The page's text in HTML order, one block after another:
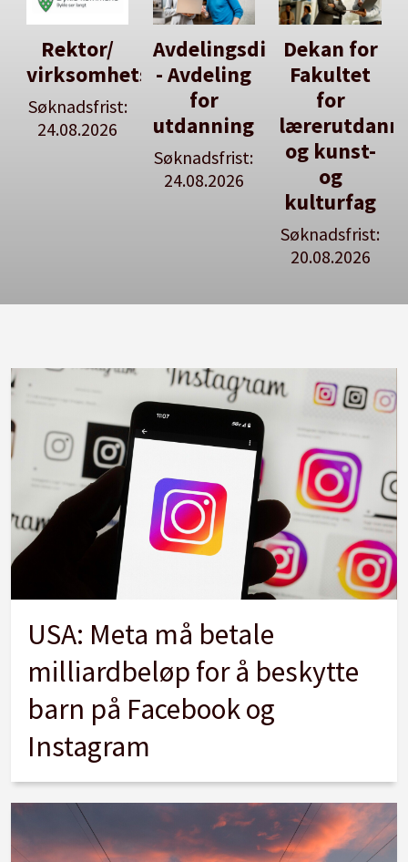
Avdelingsdirektør
- Avdeling
for
utdanning
Dekan for
Fakultet
for
lærerutdanning
og kunst-
og
Her kan
du utlyse
en ledig
stilling
Se våre
stillingspakker
USA: Meta må betale
milliardbeløp for å beskytte
barn på Facebook og
Instagram